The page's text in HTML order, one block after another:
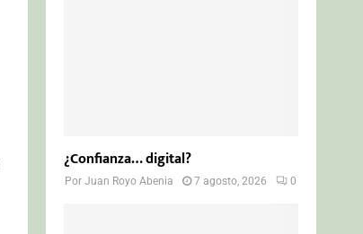
¿Confianza… digital?
PorJuan Royo Abenia 7 agosto, 2026 0